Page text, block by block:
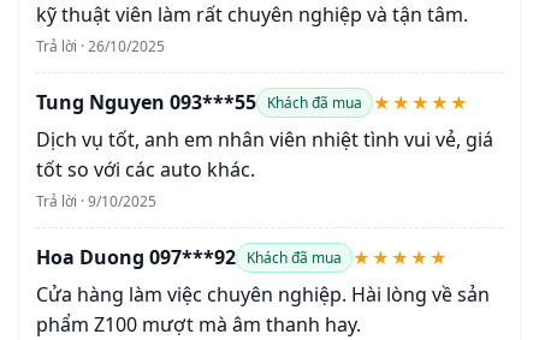
kỹ thuật viên làm rất chuyên nghiệp và tận tâm.
Trả lời · 26/10/2025
Tung Nguyen 093***55 Khách đã mua ★★★★★
Dịch vụ tốt, anh em nhân viên nhiệt tình vui vẻ, giá
tốt so với các auto khác.
Trả lời · 9/10/2025
Hoa Duong 097***92 Khách đã mua ★★★★★
Cửa hàng làm việc chuyên nghiệp. Hài lòng về sản
phẩm Z100 mượt mà âm thanh hay.